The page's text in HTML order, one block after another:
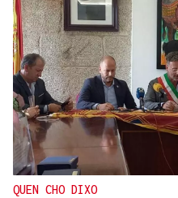
INCENDIO EN UN BARRANCO
Unos 200 efectivos
que ya roza las 400
QUEN CHO DIXO